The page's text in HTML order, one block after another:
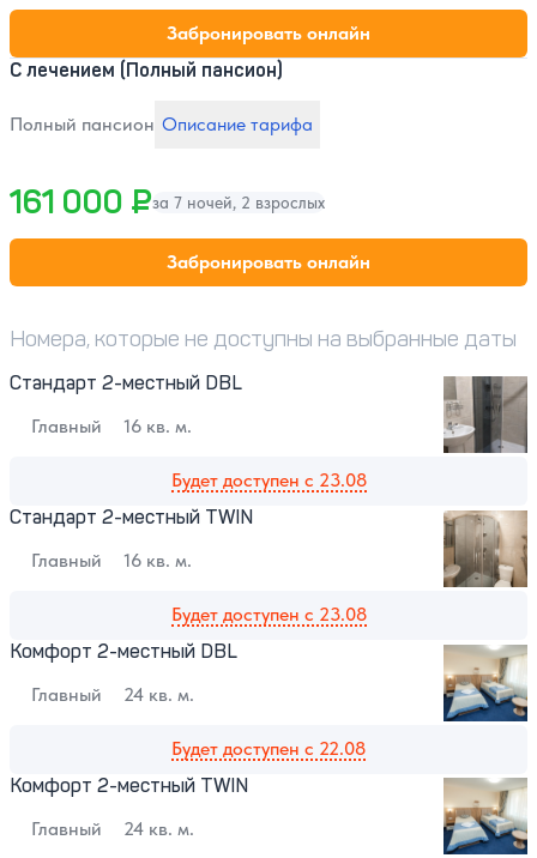
Забронировать онлайн
С лечением (Полный пансион)
Полный пансион Описание тарифа
161 000 ₽за 7 ночей, 2 взрослых
Забронировать онлайн
Номера, которые не доступны на выбранные даты
Стандарт 2-местный DBL
Главный
16 кв. м.
Будет доступен с 23.08
Стандарт 2-местный TWIN
Главный
16 кв. м.
Будет доступен с 23.08
Комфорт 2-местный DBL
Главный
24 кв. м.
Будет доступен с 22.08
Комфорт 2-местный TWIN
Главный
24 кв. м.